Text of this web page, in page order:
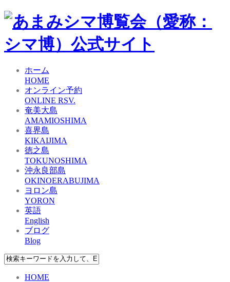
ホーム
HOME
オンライン予約
ONLINE RSV.
奄美大島
AMAMIOSHIMA
喜界島
KIKAIJIMA
徳之島
TOKUNOSHIMA
沖永良部島
OKINOERABUJIMA
ヨロン島
YORON
英語
English
ブログ
Blog
HOME